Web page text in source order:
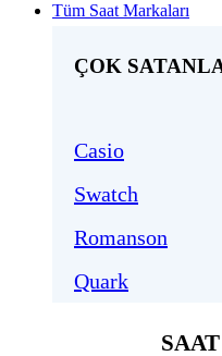
Tüm Saat Markaları
ÇOK
Casio
Swatch
Romanson
Quark